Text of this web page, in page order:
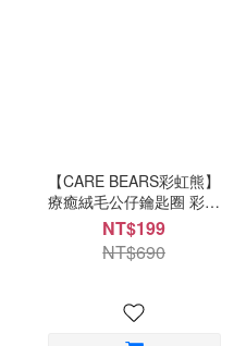
【CARE BEARS彩虹熊】
療癒絨毛公仔鑰匙圈 彩虹
粉
NT$199
NT$690